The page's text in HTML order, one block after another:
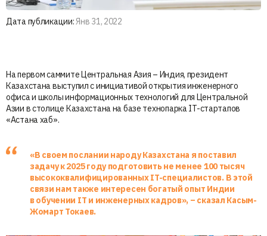
Дата публикации:Янв 31, 2022
На первом саммите Центральная Азия – Индия, президент
Казахстана выступил с инициативой открытия инженерного
офиса и школы информационных технологий для Центральной
Азии в столице Казахстана на базе технопарка IT-стартапов
«Астана хаб».
«В своем послании народу Казахстана я поставил
задачу к 2025 году подготовить не менее 100 тысяч
высококвалифицированных IT-специалистов. В этой
связи нам также интересен богатый опыт Индии
в обучении IT и инженерных кадров», – сказал Касым-
Жомарт Токаев.